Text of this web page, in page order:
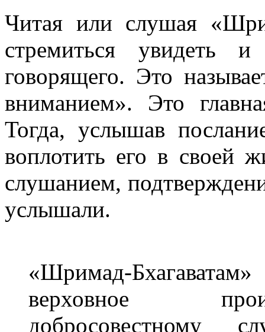
Читая или слушая
стремиться увидеть и
говорящего. Это
вниманием». Это
Тогда, услышав
воплотить его в своей
слушанием,
услышали.
«Шримад-
верховное
добросовестному